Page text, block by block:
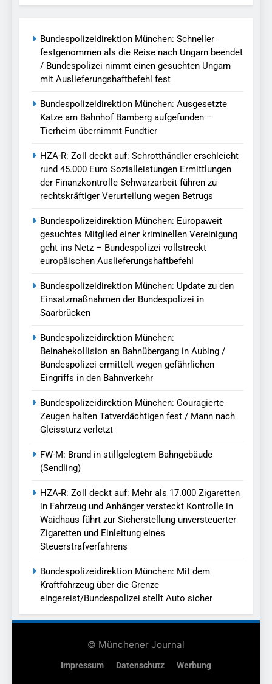
Bundespolizeidirektion München: Schneller
festgenommen als die Reise nach Ungarn beendet
/ Bundespolizei nimmt einen gesuchten Ungarn
mit Auslieferungshaftbefehl fest
Bundespolizeidirektion München: Ausgesetzte
Katze am Bahnhof Bamberg aufgefunden –
Tierheim übernimmt Fundtier
HZA-R: Zoll deckt auf: Schrotthändler erschleicht
rund 45.000 Euro Sozialleistungen Ermittlungen
der Finanzkontrolle Schwarzarbeit führen zu
rechtskräftiger Verurteilung wegen Betrugs
Bundespolizeidirektion München: Europaweit
gesuchtes Mitglied einer kriminellen Vereinigung
geht ins Netz – Bundespolizei vollstreckt
europäischen Auslieferungshaftbefehl
Bundespolizeidirektion München: Update zu den
Einsatzmaßnahmen der Bundespolizei in
Saarbrücken
Bundespolizeidirektion München:
Beinahekollision an Bahnübergang in Aubing /
Bundespolizei ermittelt wegen gefährlichen
Eingriffs in den Bahnverkehr
Bundespolizeidirektion München: Couragierte
Zeugen halten Tatverdächtigen fest / Mann nach
Gleissturz verletzt
FW-M: Brand in stillgelegtem Bahngebäude
(Sendling)
HZA-R: Zoll deckt auf: Mehr als 17.000 Zigaretten
in Fahrzeug und Anhänger versteckt Kontrolle in
Waidhaus führt zur Sicherstellung unversteuerter
Zigaretten und Einleitung eines
Steuerstrafverfahrens
Bundespolizeidirektion München: Mit dem
Kraftfahrzeug über die Grenze
eingereist/Bundespolizei stellt Auto sicher
© Münchener Journal
Impressum Datenschutz Werbung